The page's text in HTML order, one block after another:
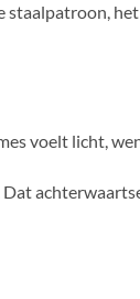
staalpatroon,
voelt licht,